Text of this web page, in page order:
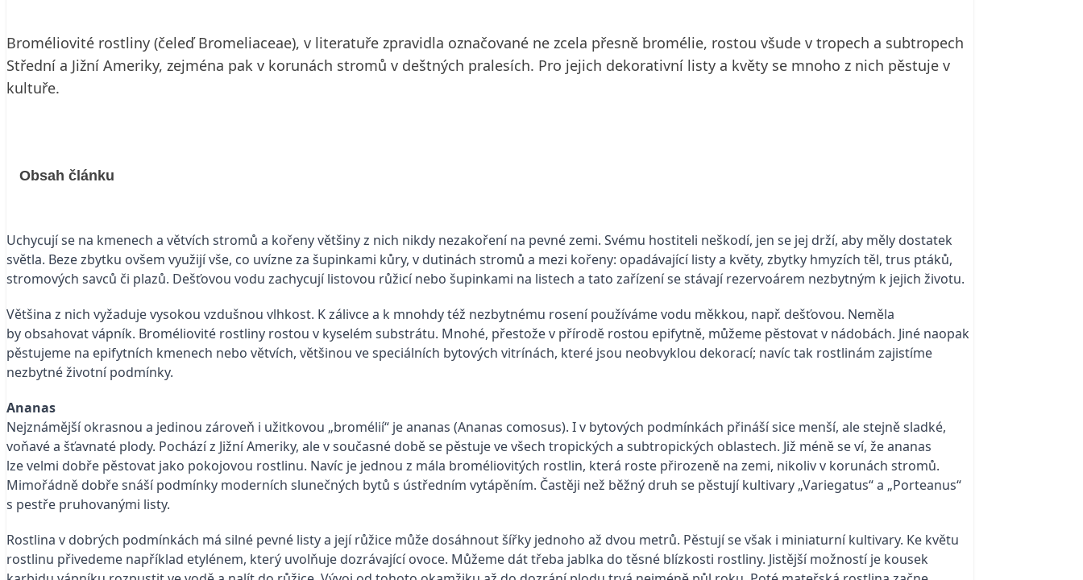
Broméliovité rostliny (čeleď Bromeliaceae), v literatuře zpravidla označované ne zcela přesně bromélie, rostou všude v tropech a subtropech
Střední a Jižní Ameriky, zejména pak v korunách stromů v deštných pralesích. Pro jejich dekorativní listy a květy se mnoho z nich pěstuje v
kultuře.
Obsah článku
Uchycují se na kmenech a větvích stromů a kořeny většiny z nich nikdy nezakoření na pevné zemi. Svému hostiteli neškodí, jen se jej drží, aby měly dostatek
světla. Beze zbytku ovšem využijí vše, co uvízne za šupinkami kůry, v dutinách stromů a mezi kořeny: opadávající listy a květy, zbytky hmyzích těl, trus ptáků,
stromových savců či plazů. Dešťovou vodu zachycují listovou růžicí nebo šupinkami na listech a tato zařízení se stávají rezervoárem nezbytným k jejich životu.
Většina z nich vyžaduje vysokou vzdušnou vlhkost. K zálivce a k mnohdy též nezbytnému rosení používáme vodu měkkou, např. dešťovou. Neměla
by obsahovat vápník. Broméliovité rostliny rostou v kyselém substrátu. Mnohé, přestože v přírodě rostou epifytně, můžeme pěstovat v nádobách. Jiné naopak
pěstujeme na epifytních kmenech nebo větvích, většinou ve speciálních bytových vitrínách, které jsou neobvyklou dekorací; navíc tak rostlinám zajistíme
nezbytné životní podmínky.
Ananas
Nejznámější okrasnou a jedinou zároveň i užitkovou „bromélií“ je ananas (Ananas comosus). I v bytových podmínkách přináší sice menší, ale stejně sladké,
voňavé a šťavnaté plody. Pochází z Jižní Ameriky, ale v současné době se pěstuje ve všech tropických a subtropických oblastech. Již méně se ví, že ananas
lze velmi dobře pěstovat jako pokojovou rostlinu. Navíc je jednou z mála broméliovitých rostlin, která roste přirozeně na zemi, nikoliv v korunách stromů.
Mimořádně dobře snáší podmínky moderních slunečných bytů s ústředním vytápěním. Častěji než běžný druh se pěstují kultivary „Variegatus“ a „Porteanus“
s pestře pruhovanými listy.
Rostlina v dobrých podmínkách má silné pevné listy a její růžice může dosáhnout šířky jednoho až dvou metrů. Pěstují se však i miniaturní kultivary. Ke květu
rostlinu přivedeme například etylénem, který uvolňuje dozrávající ovoce. Můžeme dát třeba jablka do těsné blízkosti rostliny. Jistější možností je kousek